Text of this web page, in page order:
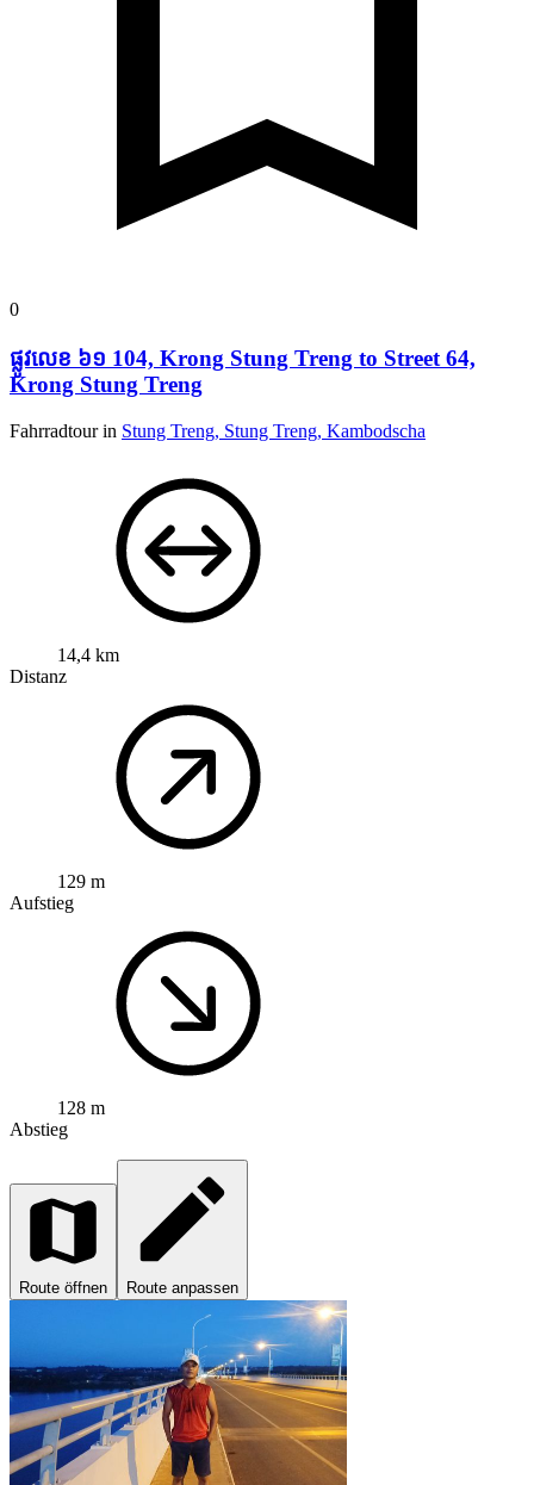
0
ផ្លូវ​លេខ ៦១ 104, Krong Stung Treng to Street 64,
Krong Stung Treng
Fahrradtour in Stung Treng, Stung Treng, Kambodscha
14,4 km
Distanz
129 m
Aufstieg
128 m
Abstieg
Route öffnen Route anpassen